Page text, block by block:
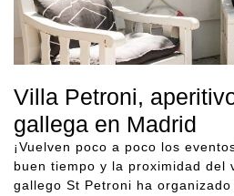
Villa Petroni,
gallega en Madrid
¡Vuelven poco a poco los
buen tiempo y la proximidad del
gallego St Petroni ha organizado